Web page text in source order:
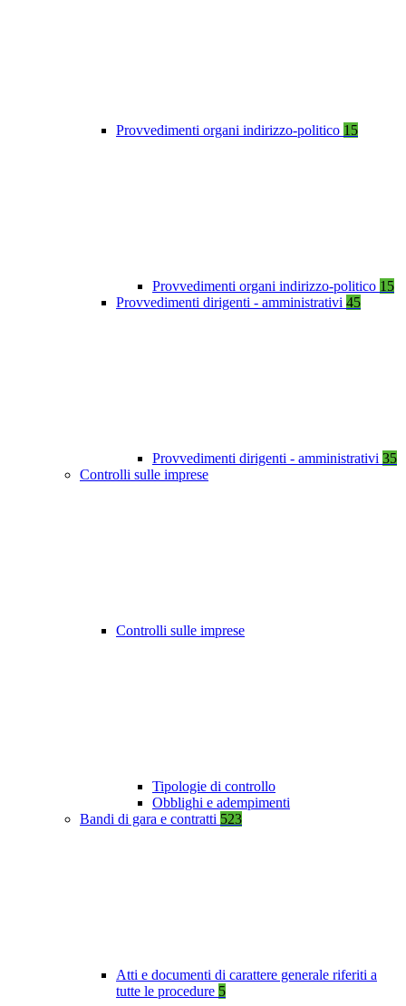
Provvedimenti organi indirizzo-politico 15
Provvedimenti organi indirizzo-politico 15
Provvedimenti dirigenti - amministrativi 45
Provvedimenti dirigenti - amministrativi 35
Controlli sulle imprese
Controlli sulle imprese
Tipologie di controllo
Obblighi e adempimenti
Bandi di gara e contratti 523
Atti e documenti di carattere generale riferiti a
tutte le procedure 5